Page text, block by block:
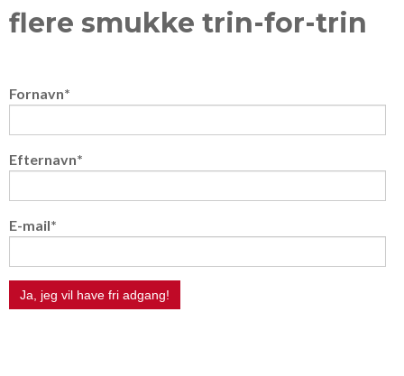
flere smukke trin-for-trin
Fornavn*
Efternavn*
E-mail*